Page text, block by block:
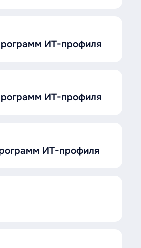
ИТ-профиля
ИТ-профиля
ИТ-профиля